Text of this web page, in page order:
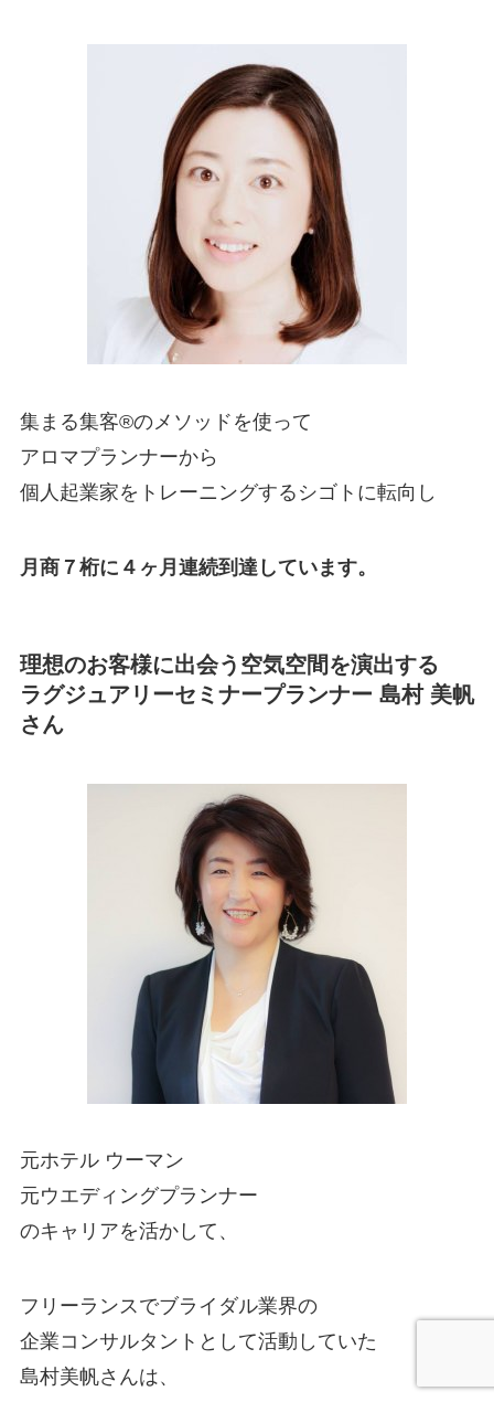
集まる集客®のメソッドを使って
アロマプランナーから
個人起業家をトレーニングするシゴトに転向し
月商７桁に４ヶ月連続到達しています。
理想のお客様に出会う空気空間を演出する
ラグジュアリーセミナープランナー 島村 美帆
さん
元ホテル ウーマン
元ウエディングプランナー
のキャリアを活かして、
フリーランスでブライダル業界の
企業コンサルタントとして活動していた
島村美帆さんは、